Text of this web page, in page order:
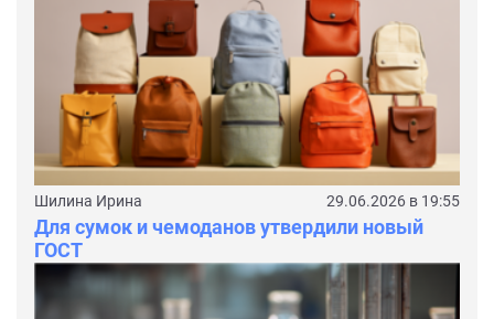
Шилина Ирина 29.06.2026 в 19:55
Для сумок и чемоданов утвердили новый
ГОСТ